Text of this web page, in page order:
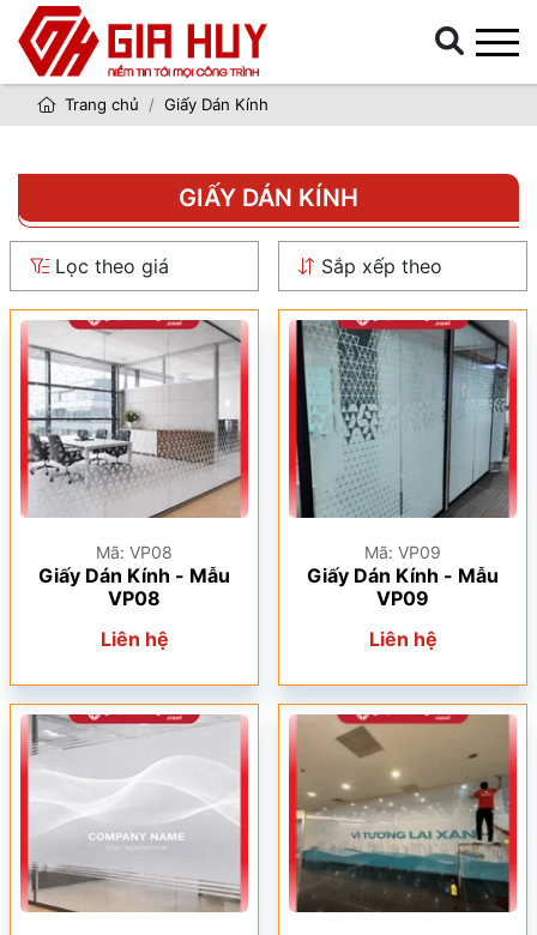
Trang chủ Giấy Dán Kính
GIẤY DÁN KÍNH
Lọc theo giá Sắp xếp theo
Mã: VP08
Giấy Dán Kính - Mẫu
VP08
Liên hệ
Mã: VP09
Giấy Dán Kính - Mẫu
VP09
Liên hệ